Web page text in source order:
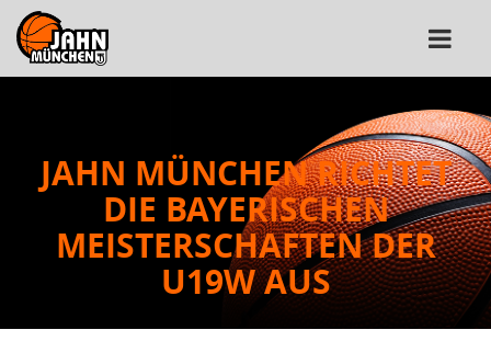
JAHN MÜNCHEN RICHTET
DIE BAYERISCHEN
MEISTERSCHAFTEN DER
U19W AUS